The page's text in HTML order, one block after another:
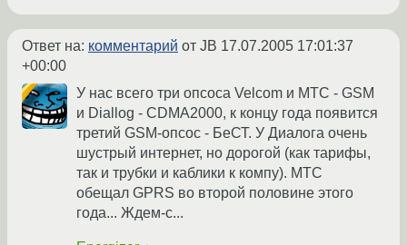
Ответ на: комментарий от JB 17.07.2005 17:01:37
+00:00
У нас всего три опсоса Velcom и МТС - GSM
и Diallog - CDMA2000, к концу года появится
третий GSM-опсос - БеСТ. У Диалога очень
шустрый интернет, но дорогой (как тарифы,
так и трубки и каблики к компу). МТС
обещал GPRS во второй половине этого
года... Ждем-с...